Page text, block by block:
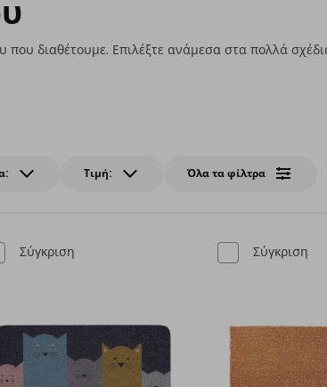
που διαθέτουμε. Επιλέξτε ανάμεσα στα πολλά
Τιμή: Όλα τα φίλτρα
Σύγκριση Σύγκριση